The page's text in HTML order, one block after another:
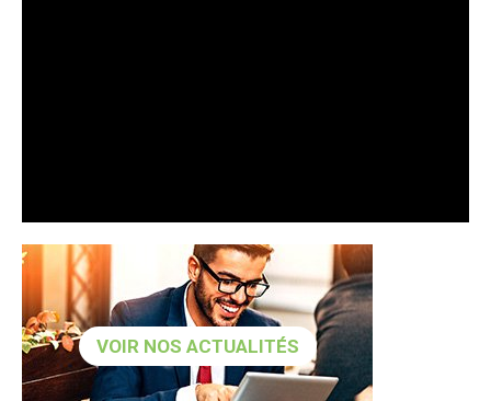
VOIR NOS ACTUALITÉS